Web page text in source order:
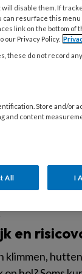
vlek in
op
Hij
Maar wie
en
disable them. If
can resurface this
link on the bottom of
Privacy Policy.
these do not record
Store and/or
and content
All I